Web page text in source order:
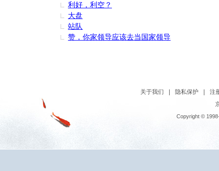
利好，利空？
大盘
站队
赞，你家领导应该去当国家领导
关于我们 隐私保护
注
Copyright ©